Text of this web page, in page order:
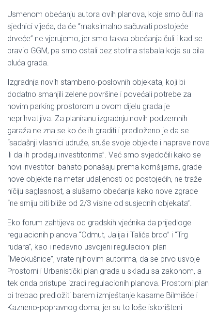
Usmenom obećanju autora ovih planova, koje smo čuli na
sjednici vijeća, da će “maksimalno sačuvati postojeće
drveće” ne vjerujemo, jer smo takva obećanja čuli i kad se
pravio GGM, pa smo ostali bez stotina stabala koja su bila
pluća grada.
Izgradnja novih stambeno-poslovnih objekata, koji bi
dodatno smanjili zelene površine i povećali potrebe za
novim parking prostorom u ovom dijelu grada je
neprihvatljiva. Za planiranu izgradnju novih podzemnih
garaža ne zna se ko će ih graditi i predloženo je da se
“sadašnji vlasnici udruže, sruše svoje objekte i naprave nove
ili da ih prodaju investitorima”. Već smo svjedočili kako se
novi investitori bahato ponašaju prema komšijama, grade
nove objekte na metar udaljenosti od postojećih, ne traže
ničiju saglasnost, a slušamo obećanja kako nove zgrade
“ne smiju biti bliže od 2/3 visine od susjednih objekata”.
Eko forum zahtijeva od gradskih vjećnika da prijedloge
regulacionih planova “Odmut, Jalija i Talića brdo” i “Trg
rudara”, kao i nedavno usvojeni regulacioni plan
“Meokušnice”, vrate njihovim autorima, da se prvo usvoje
Prostorni i Urbanistički plan grada u skladu sa zakonom, a
tek onda pristupe izradi regulacionih planova. Prostorni plan
bi trebao predložiti barem izmještanje kasarne Bilmišće i
Kazneno-popravnog doma, jer su to loše iskorišteni